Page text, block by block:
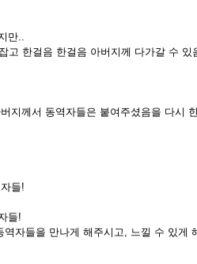
만..
고 한걸음 한걸음 아버지께 다가갈 수
지께서 동역자들은 붙여주셨음을 다시
들!
들!
자들을 만나게 해주시고, 느낄 수 있게